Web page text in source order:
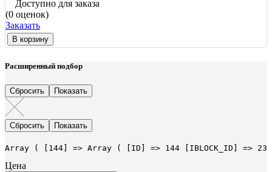
Доступно для заказа
(0 оценок)
Заказать
В корзину
Расширенный подбор
Array ( [144] => Array ( [ID] => 144 [IBLOCK_ID] => 23
Цена